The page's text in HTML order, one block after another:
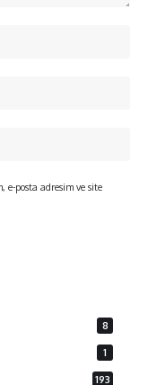
e-posta adresim ve site
8
1
193